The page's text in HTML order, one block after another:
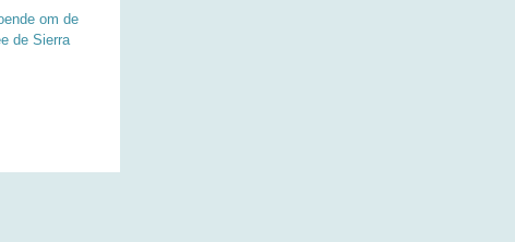
om de
de Sierra